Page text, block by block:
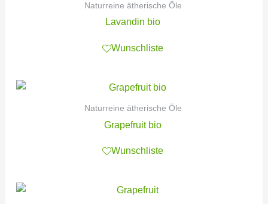
Naturreine ätherische Öle
Lavandin bio
Wunschliste
Naturreine ätherische Öle
Grapefruit bio
Wunschliste